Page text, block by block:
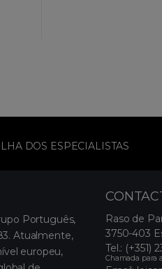
DOS ESPECIALISTAS
Português,
Atualmente,
europeu,
Raso de
3750-403
Tel.: (+351)
Chamada para